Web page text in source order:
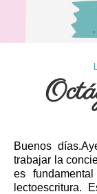
Buenos
trabajar la
es
lectoescritura.